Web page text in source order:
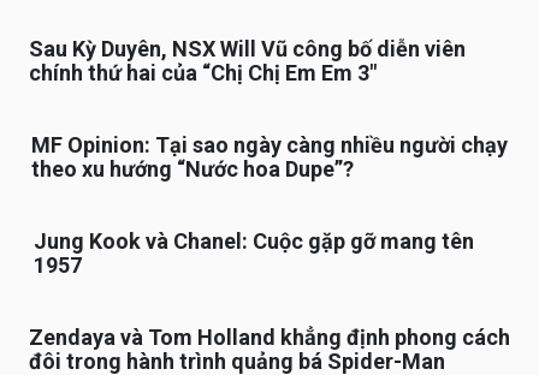
Sau Kỳ Duyên, NSX Will Vũ công bố diễn viên
chính thứ hai của “Chị Chị Em Em 3″
MF Opinion: Tại sao ngày càng nhiều người chạy
theo xu hướng “Nước hoa Dupe”?
Jung Kook và Chanel: Cuộc gặp gỡ mang tên
1957
Zendaya và Tom Holland khẳng định phong cách
đôi trong hành trình quảng bá Spider-Man